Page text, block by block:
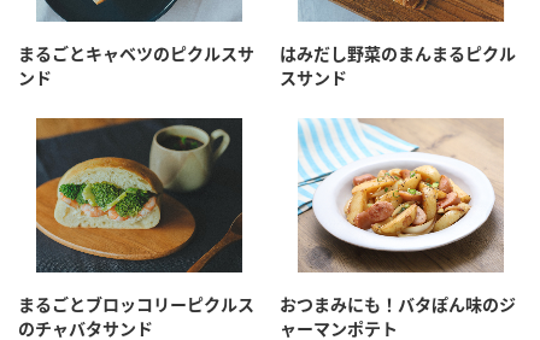
まるごとキャベツのピクルスサ
ンド
はみだし野菜のまんまるピクル
スサンド
まるごとブロッコリーピクルス
のチャバタサンド
おつまみにも！バタぽん味のジ
ャーマンポテト